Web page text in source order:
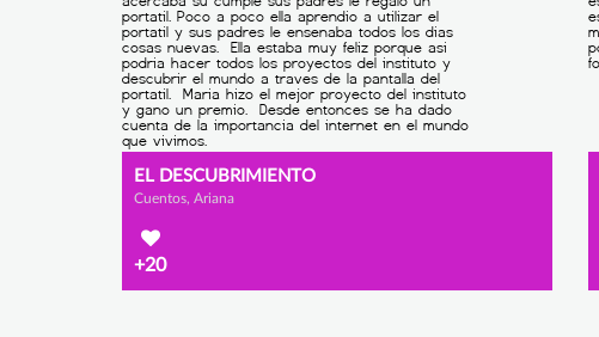
EL DESCUBRIMIENTO
Cuentos, Ariana
+20